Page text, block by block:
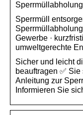
Sperrmüll
Gewerbe ·
umweltgerechte
Sicher und leicht
beauftragen ✅
Anleitung zur
Informieren Sie